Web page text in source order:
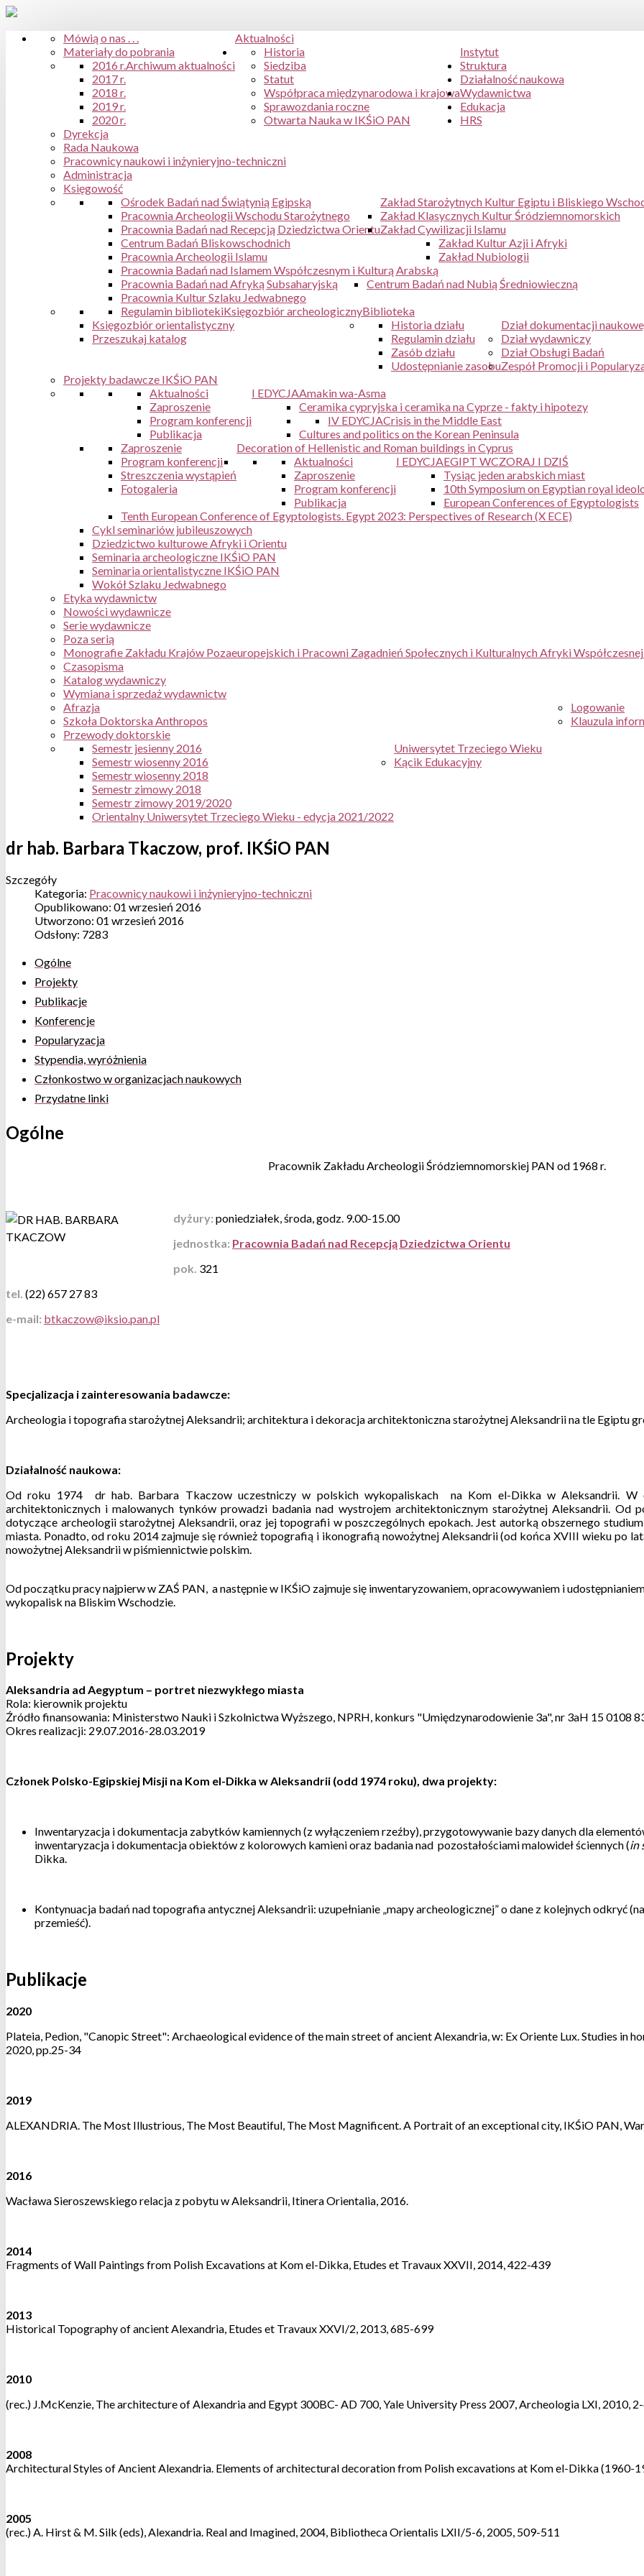
Aktualności
Mówią o nas . . .
Materiały do pobrania
Archiwum aktualności
2016 r.
2017 r.
2018 r.
2019 r.
2020 r.
Instytut
Historia
Siedziba
Statut
Współpraca międzynarodowa i krajowa
Sprawozdania roczne
Otwarta Nauka w IKŚiO PAN
Struktura
Dyrekcja
Rada Naukowa
Pracownicy naukowi i inżynieryjno-techniczni
Administracja
Księgowość
Zakład Starożytnych Kultur Egiptu i Bliskiego
Ośrodek Badań nad Świątynią Egipską
Pracownia Archeologii Wschodu Starożytnego
Pracownia Badań nad Recepcją Dziedzictwa Orientu
Zakład Klasycznych Kultur Śródziemnomorskich
Zakład Cywilizacji Islamu
Centrum Badań Bliskowschodnich
Pracownia Archeologii Islamu
Pracownia Badań nad Islamem Współczesnym i Kulturą Arabską
Zakład Kultur Azji i Afryki
Pracownia Badań nad Afryką Subsaharyjską
Pracownia Kultur Szlaku Jedwabnego
Zakład Nubiologii
Centrum Badań nad Nubią Średniowieczną
Biblioteka
Księgozbiór archeologiczny
Regulamin biblioteki
Księgozbiór orientalistyczny
Przeszukaj katalog
Dział dokumentacji
Historia działu
Regulamin działu
Zasób działu
Udostępnianie zasobu
Dział wydawniczy
Dział Obsługi Badań
Zespół Promocji i
Działalność naukowa
Projekty badawcze IKŚiO PAN
Amakin wa-Asma
I EDYCJA
Aktualności
Zaproszenie
Program konferencji
Publikacja
Ceramika cypryjska i ceramika na Cyprze - fakty i hipotezy
Crisis in the Middle East
IV EDYCJA
Cultures and politics on the Korean Peninsula
Decoration of Hellenistic and Roman buildings in Cyprus
Zaproszenie
Program konferencji
Streszczenia wystąpień
Fotogaleria
EGIPT WCZORAJ I DZIŚ
I EDYCJA
Aktualności
Zaproszenie
Program konferencji
Publikacja
Tysiąc jeden arabskich miast
10th Symposium on Egyptian royal
European Conferences of Egyptologists
Tenth European Conference of Egyptologists. Egypt 2023: Perspectives of Research (X ECE)
Cykl seminariów jubileuszowych
Dziedzictwo kulturowe Afryki i Orientu
Seminaria archeologiczne IKŚiO PAN
Seminaria orientalistyczne IKŚiO PAN
Wokół Szlaku Jedwabnego
Wydawnictwa
Etyka wydawnictw
Nowości wydawnicze
Serie wydawnicze
Poza serią
Monografie Zakładu Krajów Pozaeuropejskich i Pracowni Zagadnień Społecznych i Kulturalnych Afryki
Czasopisma
Katalog wydawniczy
Wymiana i sprzedaż wydawnictw
Edukacja
Afrazja
Szkoła Doktorska Anthropos
Przewody doktorskie
Uniwersytet Trzeciego Wieku
Semestr jesienny 2016
Semestr wiosenny 2016
Semestr wiosenny 2018
Semestr zimowy 2018
Semestr zimowy 2019/2020
Orientalny Uniwersytet Trzeciego Wieku - edycja 2021/2022
Kącik Edukacyjny
HRS
Logowanie
Klauzula
dr hab. Barbara Tkaczow, prof. IKŚiO PAN
Szczegóły
Kategoria: Pracownicy naukowi i inżynieryjno-techniczni
Opublikowano: 01 wrzesień 2016
Utworzono: 01 wrzesień 2016
Odsłony: 7283
Ogólne
Projekty
Publikacje
Konferencje
Popularyzacja
Stypendia, wyróżnienia
Członkostwo w organizacjach naukowych
Przydatne linki
Ogólne
Pracownik Zakładu Archeologii Śródziemnomorskiej PAN od 1968 r.
dyżury: poniedziałek, środa, godz. 9.00-15.00
jednostka: Pracownia Badań nad Recepcją Dziedzictwa Orientu
pok. 321
tel. (22) 657 27 83
e-mail:
Specjalizacja i zainteresowania badawcze:
Archeologia i topografia starożytnej Aleksandrii; architektura i dekoracja architektoniczna starożytnej Aleksandrii na tle Egiptu
Działalność naukowa:
Od roku 1974 dr hab. Barbara Tkaczow uczestniczy w polskich wykopaliskach na Kom el-Dikka w Aleksandrii. W
architektonicznych i malowanych tynków prowadzi badania nad wystrojem architektonicznym starożytnej Aleksandrii. Od
dotyczące archeologii starożytnej Aleksandrii, oraz jej topografii w poszczególnych epokach. Jest autorką obszernego
miasta. Ponadto, od roku 2014 zajmuje się również topografią i ikonografią nowożytnej Aleksandrii (od końca XVIII wieku po
nowożytnej Aleksandrii w piśmiennictwie polskim.
Od początku pracy najpierw w ZAŚ PAN, a następnie w IKŚiO zajmuje się inwentaryzowaniem, opracowywaniem i
wykopalisk na Bliskim Wschodzie.
Projekty
Aleksandria ad Aegyptum – portret niezwykłego miasta
Rola: kierownik projektu
Źródło finansowania: Ministerstwo Nauki i Szkolnictwa Wyższego, NPRH, konkurs "Umiędzynarodowienie 3a", nr 3aH 15 0108
Okres realizacji: 29.07.2016-28.03.2019
Członek Polsko-Egipskiej Misji na Kom el-Dikka w Aleksandrii (odd 1974 roku), dwa projekty:
Inwentaryzacja i dokumentacja zabytków kamiennych (z wyłączeniem rzeźby), przygotowywanie bazy danych dla
inwentaryzacja i dokumentacja obiektów z kolorowych kamieni oraz badania nad pozostałościami malowideł ściennych (in
Dikka.
Kontynuacja badań nad topografia antycznej Aleksandrii: uzupełnianie „mapy archeologicznej” o dane z kolejnych odkryć
przemieść).
Publikacje
2020
Plateia, Pedion, "Canopic Street": Archaeological evidence of the main street of ancient Alexandria, w: Ex Oriente Lux. Studies in
2020, pp.25-34
2019
ALEXANDRIA. The Most Illustrious, The Most Beautiful, The Most Magnificent. A Portrait of an exceptional city, IKŚiO PAN,
2016
Wacława Sieroszewskiego relacja z pobytu w Aleksandrii, Itinera Orientalia, 2016.
2014
Fragments of Wall Paintings from Polish Excavations at Kom el-Dikka, Etudes et Travaux XXVII, 2014, 422-439
2013
Historical Topography of ancient Alexandria, Etudes et Travaux XXVI/2, 2013, 685-699
2010
(rec.) J.McKenzie, The architecture of Alexandria and Egypt 300BC- AD 700, Yale University Press 2007, Archeologia LXI, 2010,
2008
Architectural Styles of Ancient Alexandria. Elements of architectural decoration from Polish excavations at Kom el-Dikka (1960-
2005
(rec.) A. Hirst & M. Silk (eds), Alexandria. Real and Imagined, 2004, Bibliotheca Orientalis LXII/5-6, 2005, 509-511